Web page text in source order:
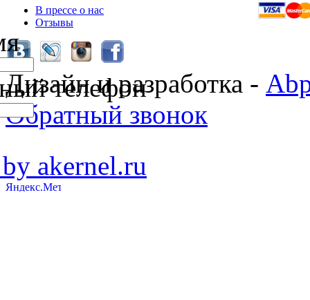
В прессе о нас
Отзывы
Дизайн и разработка -
Обратный звонок
телефон
akernel.ru